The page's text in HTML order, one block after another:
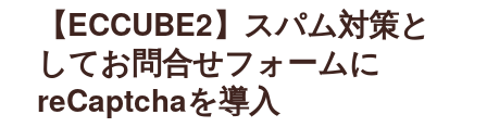
【ECCUBE2】スパム対策と
してお問合せフォームに
reCaptchaを導入